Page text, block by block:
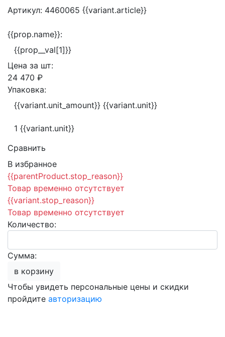
Артикул: 4460065 {{variant.article}}
{{prop.name}}:
{{prop__val[1]}}
Цена за шт:
24 470 ₽
Упаковка:
{{variant.unit_amount}} {{variant.unit}}
1 {{variant.unit}}
Сравнить
В избранное
{{parentProduct.stop_reason}}
Товар временно отсутствует
{{variant.stop_reason}}
Товар временно отсутствует
Количество:
Сумма:
в корзину
Чтобы увидеть персональные цены и скидки
пройдите авторизацию